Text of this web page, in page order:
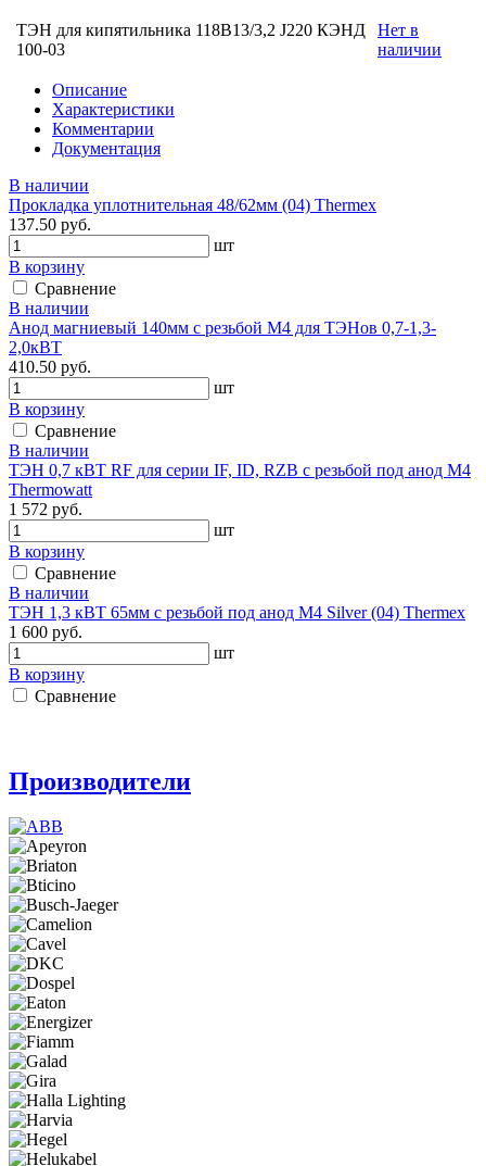
ТЭН для кипятильника 118В13/3,2 J220 КЭНД
100-03
Нет в
наличии
Описание
Характеристики
Комментарии
Документация
В наличии
Прокладка уплотнительная 48/62мм (04) Thermex
137.50 руб.
шт
В корзину
Сравнение
В наличии
Анод магниевый 140мм с резьбой М4 для ТЭНов 0,7-1,3-
2,0кВТ
410.50 руб.
шт
В корзину
Сравнение
В наличии
ТЭН 0,7 кВТ RF для серии IF, ID, RZB c резьбой под анод М4
Thermowatt
1 572 руб.
шт
В корзину
Сравнение
В наличии
ТЭН 1,3 кВТ 65мм c резьбой под анод М4 Silver (04) Thermex
1 600 руб.
шт
В корзину
Сравнение
Производители